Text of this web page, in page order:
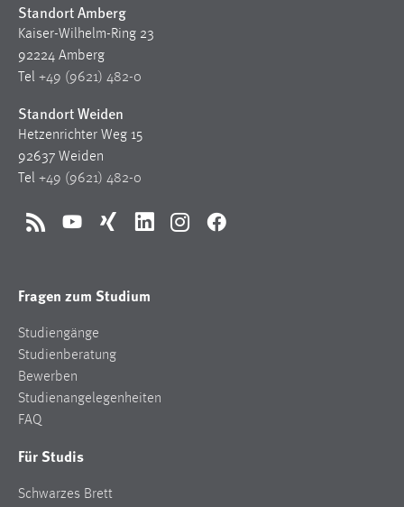
Standort Amberg
Kaiser-Wilhelm-Ring 23
92224 Amberg
Tel +49 (9621) 482-0
Standort Weiden
Hetzenrichter Weg 15
92637 Weiden
Tel +49 (9621) 482-0
RSS YouTubeXing LinkedInInstagramFacebook
Fragen zum Studium
Studiengänge
Studienberatung
Bewerben
Studienangelegenheiten
FAQ
Für Studis
Schwarzes Brett
Cookie Laufzeit:
Max. 13 Monate
MARKETING
Marketing Cookies werden von Drittanbietern
verwendet, um personalisierte Werbung anzuzeigen.
hinweg verfolgen.
Name:
Anbieter:
Zweck:
Cookie Laufzeit: